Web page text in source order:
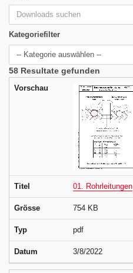
Kategoriefilter
58 Resultate gefunden
Vorschau
Titel 01. Rohrleitungen
Grösse 754 KB
Typ pdf
Datum 3/8/2022